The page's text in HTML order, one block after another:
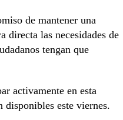
de mantener una
directa las necesidades de
tengan que
activamente en esta
disponibles este viernes.